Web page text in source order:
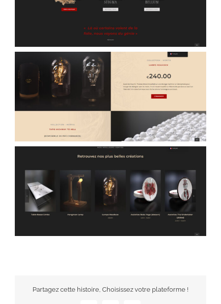
Partagez cette histoire, Choisissez votre plateforme !